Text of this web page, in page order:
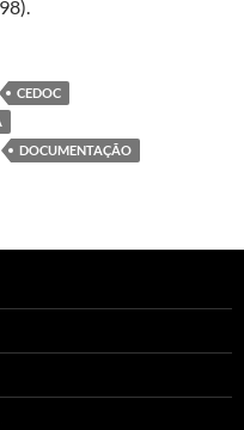
CEDOC
DOCUMENTAÇÃO